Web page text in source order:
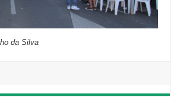
da Silva